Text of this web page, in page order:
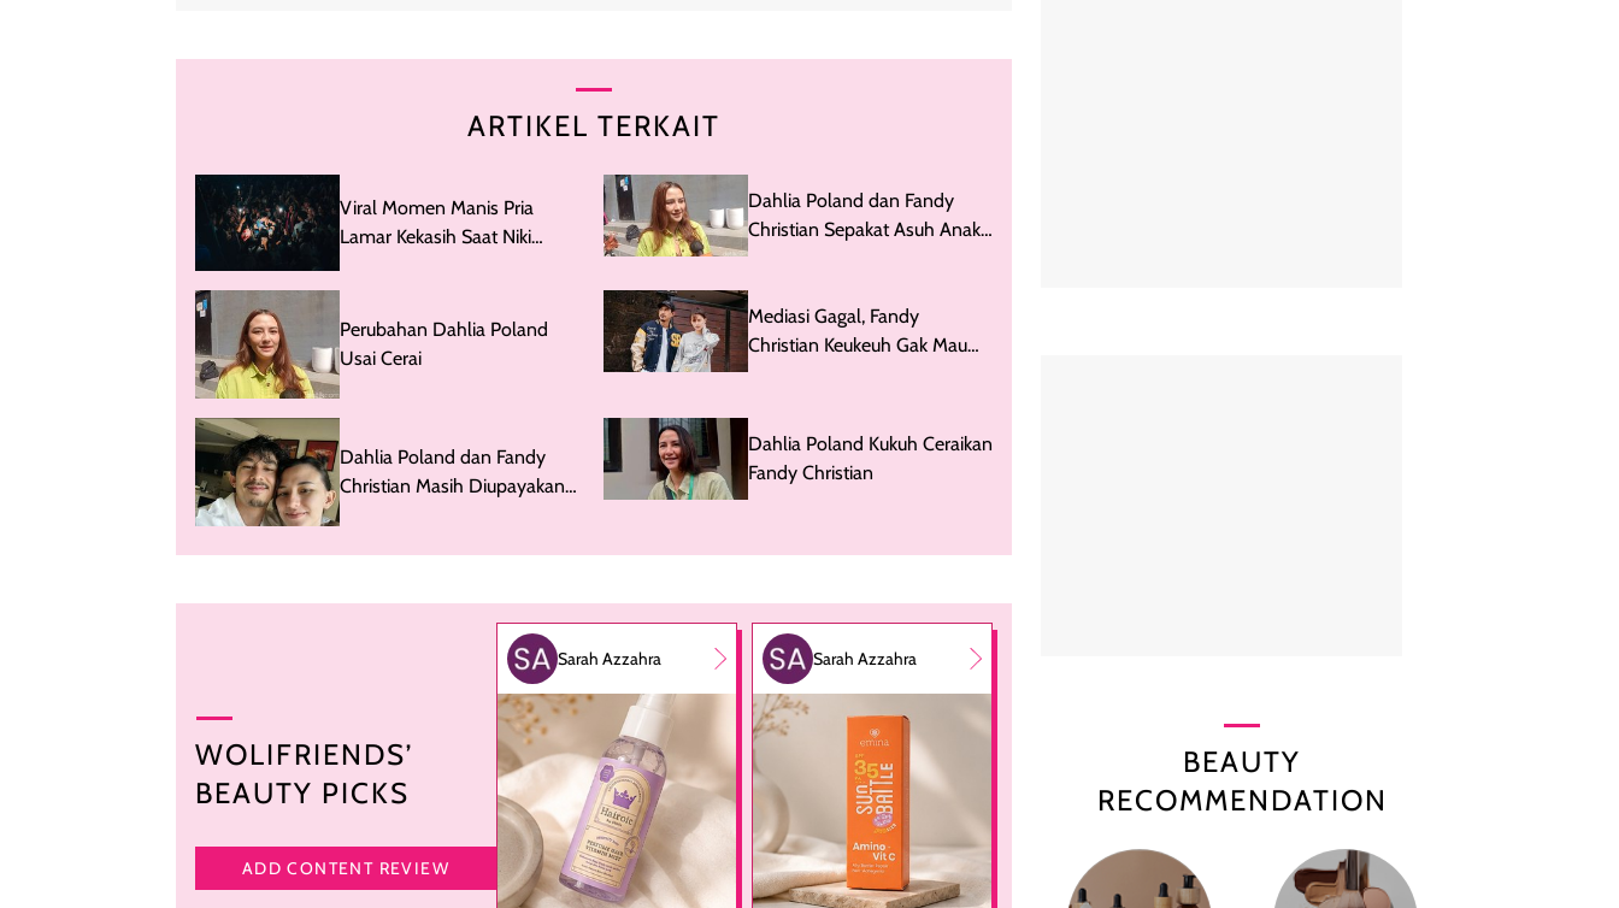
ARTIKEL TERKAIT
Viral Momen Manis Pria
Lamar Kekasih Saat Niki
Dahlia Poland dan Fandy
Christian Sepakat Asuh Anak
Perubahan Dahlia Poland
Usai Cerai
Mediasi Gagal, Fandy
Christian Keukeuh Gak Mau
Dahlia Poland dan Fandy
Christian Masih Diupayakan
Dahlia Poland Kukuh Ceraikan
Fandy Christian
WOLIFRIENDS’
BEAUTY PICKS
ADD CONTENT REVIEW
Sarah Azzahra Sarah Azzahra
BEAUTY
RECOMMENDATION